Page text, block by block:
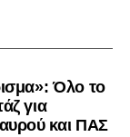
στο
Όλο το
για
και ΠΑΣ